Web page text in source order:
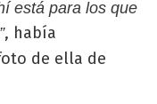
está para los que
, había
de ella de